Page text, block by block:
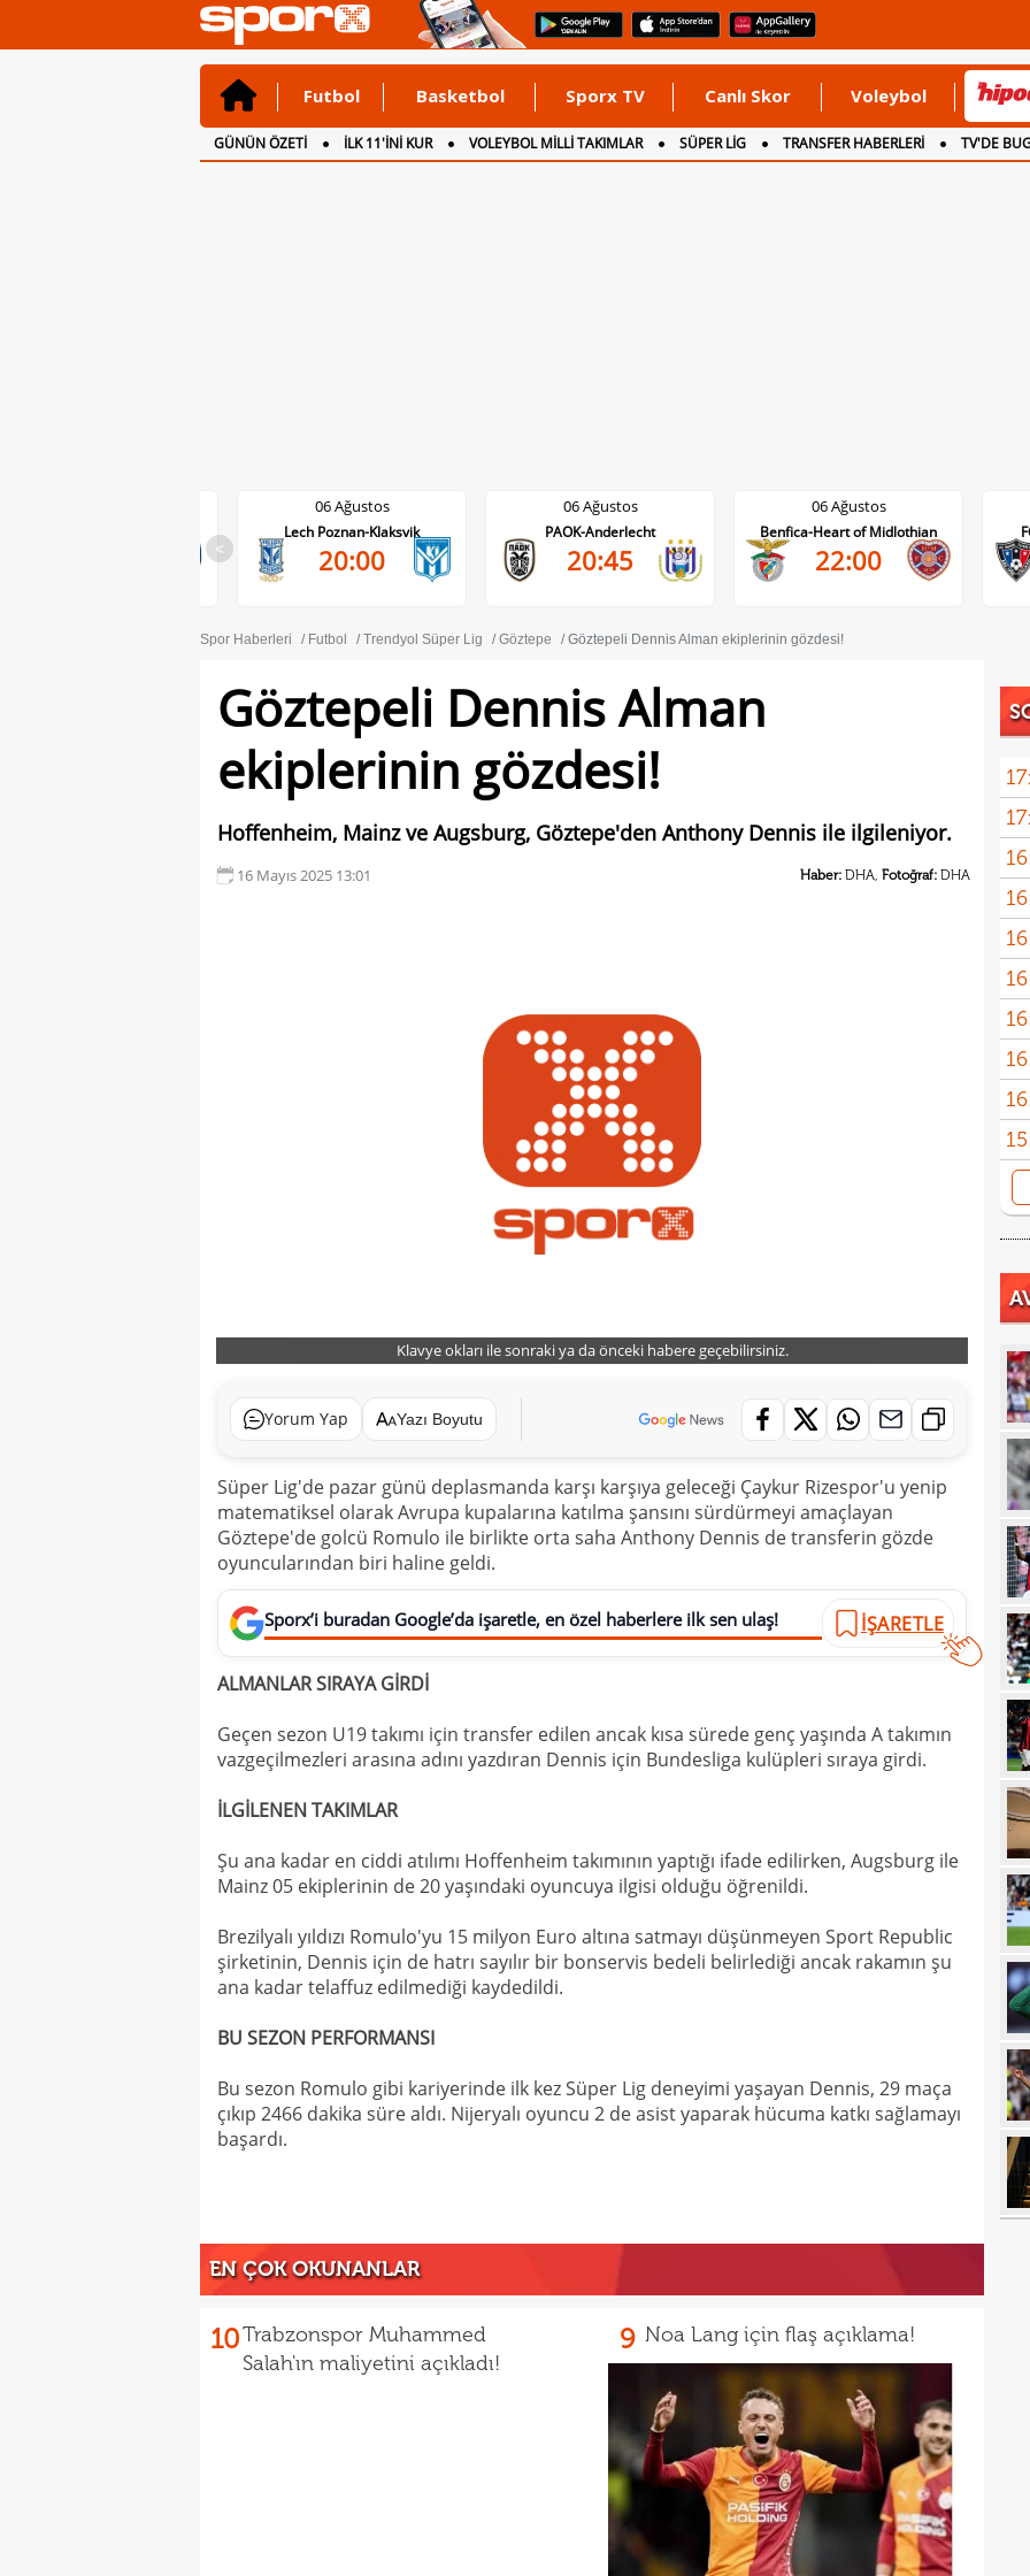
Futbol Basketbol Sporx TV Canlı Skor Voleybol
GÜNÜN ÖZETİ İLK 11'İNİ KUR VOLEYBOL MİLLİ TAKIMLAR SÜPER LİG TRANSFER HABERLERİ TV'DE
CANLI ANLATIM
İNGİLTERE
<
06 Ağustos
Lech Poznan-Klaksvik
20:00
06 Ağustos
PAOK-Anderlecht
20:45
06 Ağustos
Benfica-Heart of Midlothian
22:00
Spor Haberleri Futbol Trendyol Süper Lig Göztepe Göztepeli Dennis Alman ekiplerinin gözdesi!
Göztepeli Dennis Alman
ekiplerinin gözdesi!
Hoffenheim, Mainz ve Augsburg, Göztepe'den Anthony Dennis ile ilgileniyor.
16 Mayıs 2025 13:01 Haber: DHA, Fotoğraf: DHA
Klavye okları ile sonraki ya da önceki habere geçebilirsiniz.
Yorum Yap Yazı Boyutu
Süper Lig'de pazar günü deplasmanda karşı karşıya geleceği Çaykur Rizespor'u yenip
matematiksel olarak Avrupa kupalarına katılma şansını sürdürmeyi amaçlayan
Göztepe'de golcü Romulo ile birlikte orta saha Anthony Dennis de transferin gözde
oyuncularından biri haline geldi.
Sporx’i buradan Google’da işaretle, en özel haberlere ilk sen ulaş! İŞARETLE
ALMANLAR SIRAYA GİRDİ
Geçen sezon U19 takımı için transfer edilen ancak kısa sürede genç yaşında A takımın
vazgeçilmezleri arasına adını yazdıran Dennis için Bundesliga kulüpleri sıraya girdi.
İLGİLENEN TAKIMLAR
Şu ana kadar en ciddi atılımı Hoffenheim takımının yaptığı ifade edilirken, Augsburg ile
Mainz 05 ekiplerinin de 20 yaşındaki oyuncuya ilgisi olduğu öğrenildi.
Brezilyalı yıldızı Romulo'yu 15 milyon Euro altına satmayı düşünmeyen Sport Republic
şirketinin, Dennis için de hatrı sayılır bir bonservis bedeli belirlediği ancak rakamın şu
ana kadar telaffuz edilmediği kaydedildi.
BU SEZON PERFORMANSI
Bu sezon Romulo gibi kariyerinde ilk kez Süper Lig deneyimi yaşayan Dennis, 29 maça
çıkıp 2466 dakika süre aldı. Nijeryalı oyuncu 2 de asist yaparak hücuma katkı sağlamayı
başardı.
EN ÇOK OKUNANLAR
10Trabzonspor Muhammed
Salah'ın maliyetini açıkladı!
9 Noa Lang için flaş açıklama!
kattı
oldu
hiç